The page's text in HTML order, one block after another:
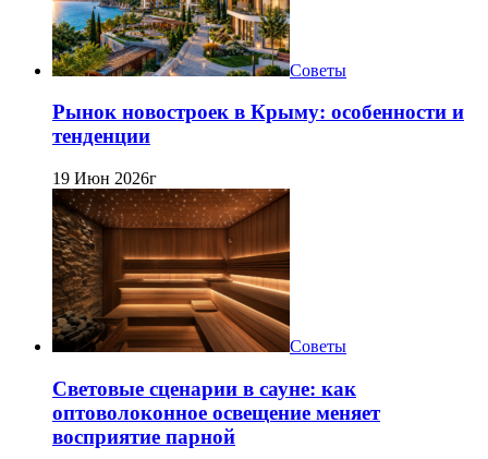
Советы
Рынок новостроек в Крыму: особенности и
тенденции
19 Июн 2026г
Советы
Световые сценарии в сауне: как
оптоволоконное освещение меняет
восприятие парной